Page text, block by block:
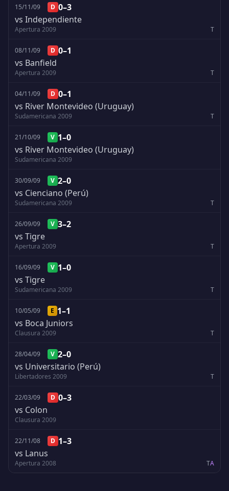
15/11/09 D 0–3
vs Independiente
Apertura 2009 T
08/11/09 D 0–1
vs Banfield
Apertura 2009 T
04/11/09 D 0–1
vs River Montevideo (Uruguay)
Sudamericana 2009 T
21/10/09 V 1–0
vs River Montevideo (Uruguay)
Sudamericana 2009
30/09/09 V 2–0
vs Cienciano (Perú)
Sudamericana 2009 T
26/09/09 V 3–2
vs Tigre
Apertura 2009 T
16/09/09 V 1–0
vs Tigre
Sudamericana 2009 T
10/05/09 E 1–1
vs Boca Juniors
Clausura 2009 T
28/04/09 V 2–0
vs Universitario (Perú)
Libertadores 2009 T
22/03/09 D 0–3
vs Colon
Clausura 2009
22/11/08 D 1–3
vs Lanus
Apertura 2008 TA